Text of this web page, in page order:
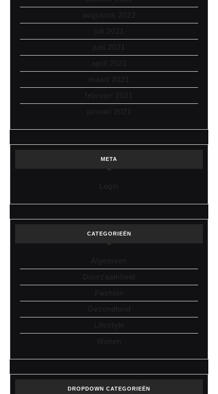
augustus 2022
juli 2021
juni 2021
april 2021
maart 2021
februari 2021
januari 2021
META
Login
CATEGORIEËN
Algemeen
Duurzaamheid
Fashion
Gezondheid
Lifestyle
Wonen
DROPDOWN CATEGORIEËN